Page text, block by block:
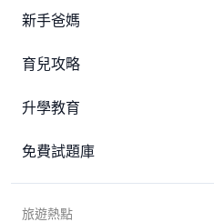
新手爸媽
育兒攻略
升學教育
免費試題庫
旅遊熱點